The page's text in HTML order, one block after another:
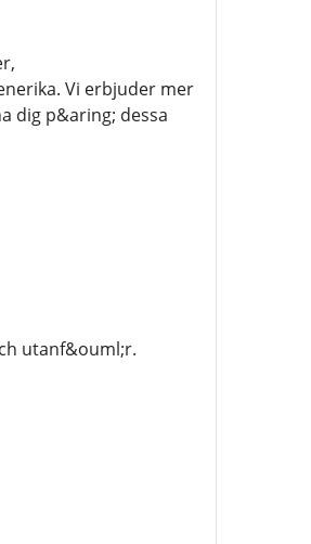
Vi erbjuder mer
dig p&aring; dessa
utanf&ouml;r.